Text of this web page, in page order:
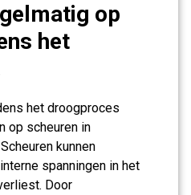
op
het
het droogproces
op scheuren in
kunnen
spanningen in het
Door